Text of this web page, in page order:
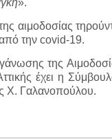
αιμοδοσίας
την covid-19.
της
έχει η
Χ. Γαλανοπούλου.